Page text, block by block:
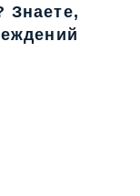
Знаете,